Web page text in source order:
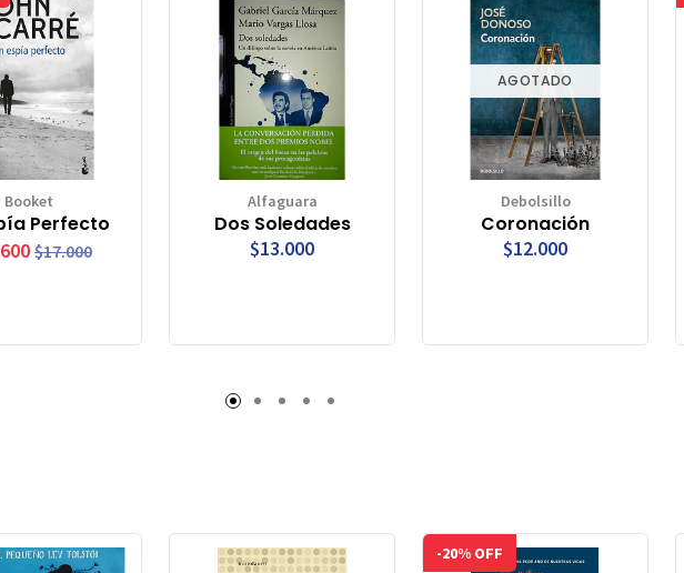
Booket
Perfecto
$17.000
Alfaguara
Dos Soledades
$13.000
AGOTADO
Debolsillo
Coronación
$12.000
-20% OFF